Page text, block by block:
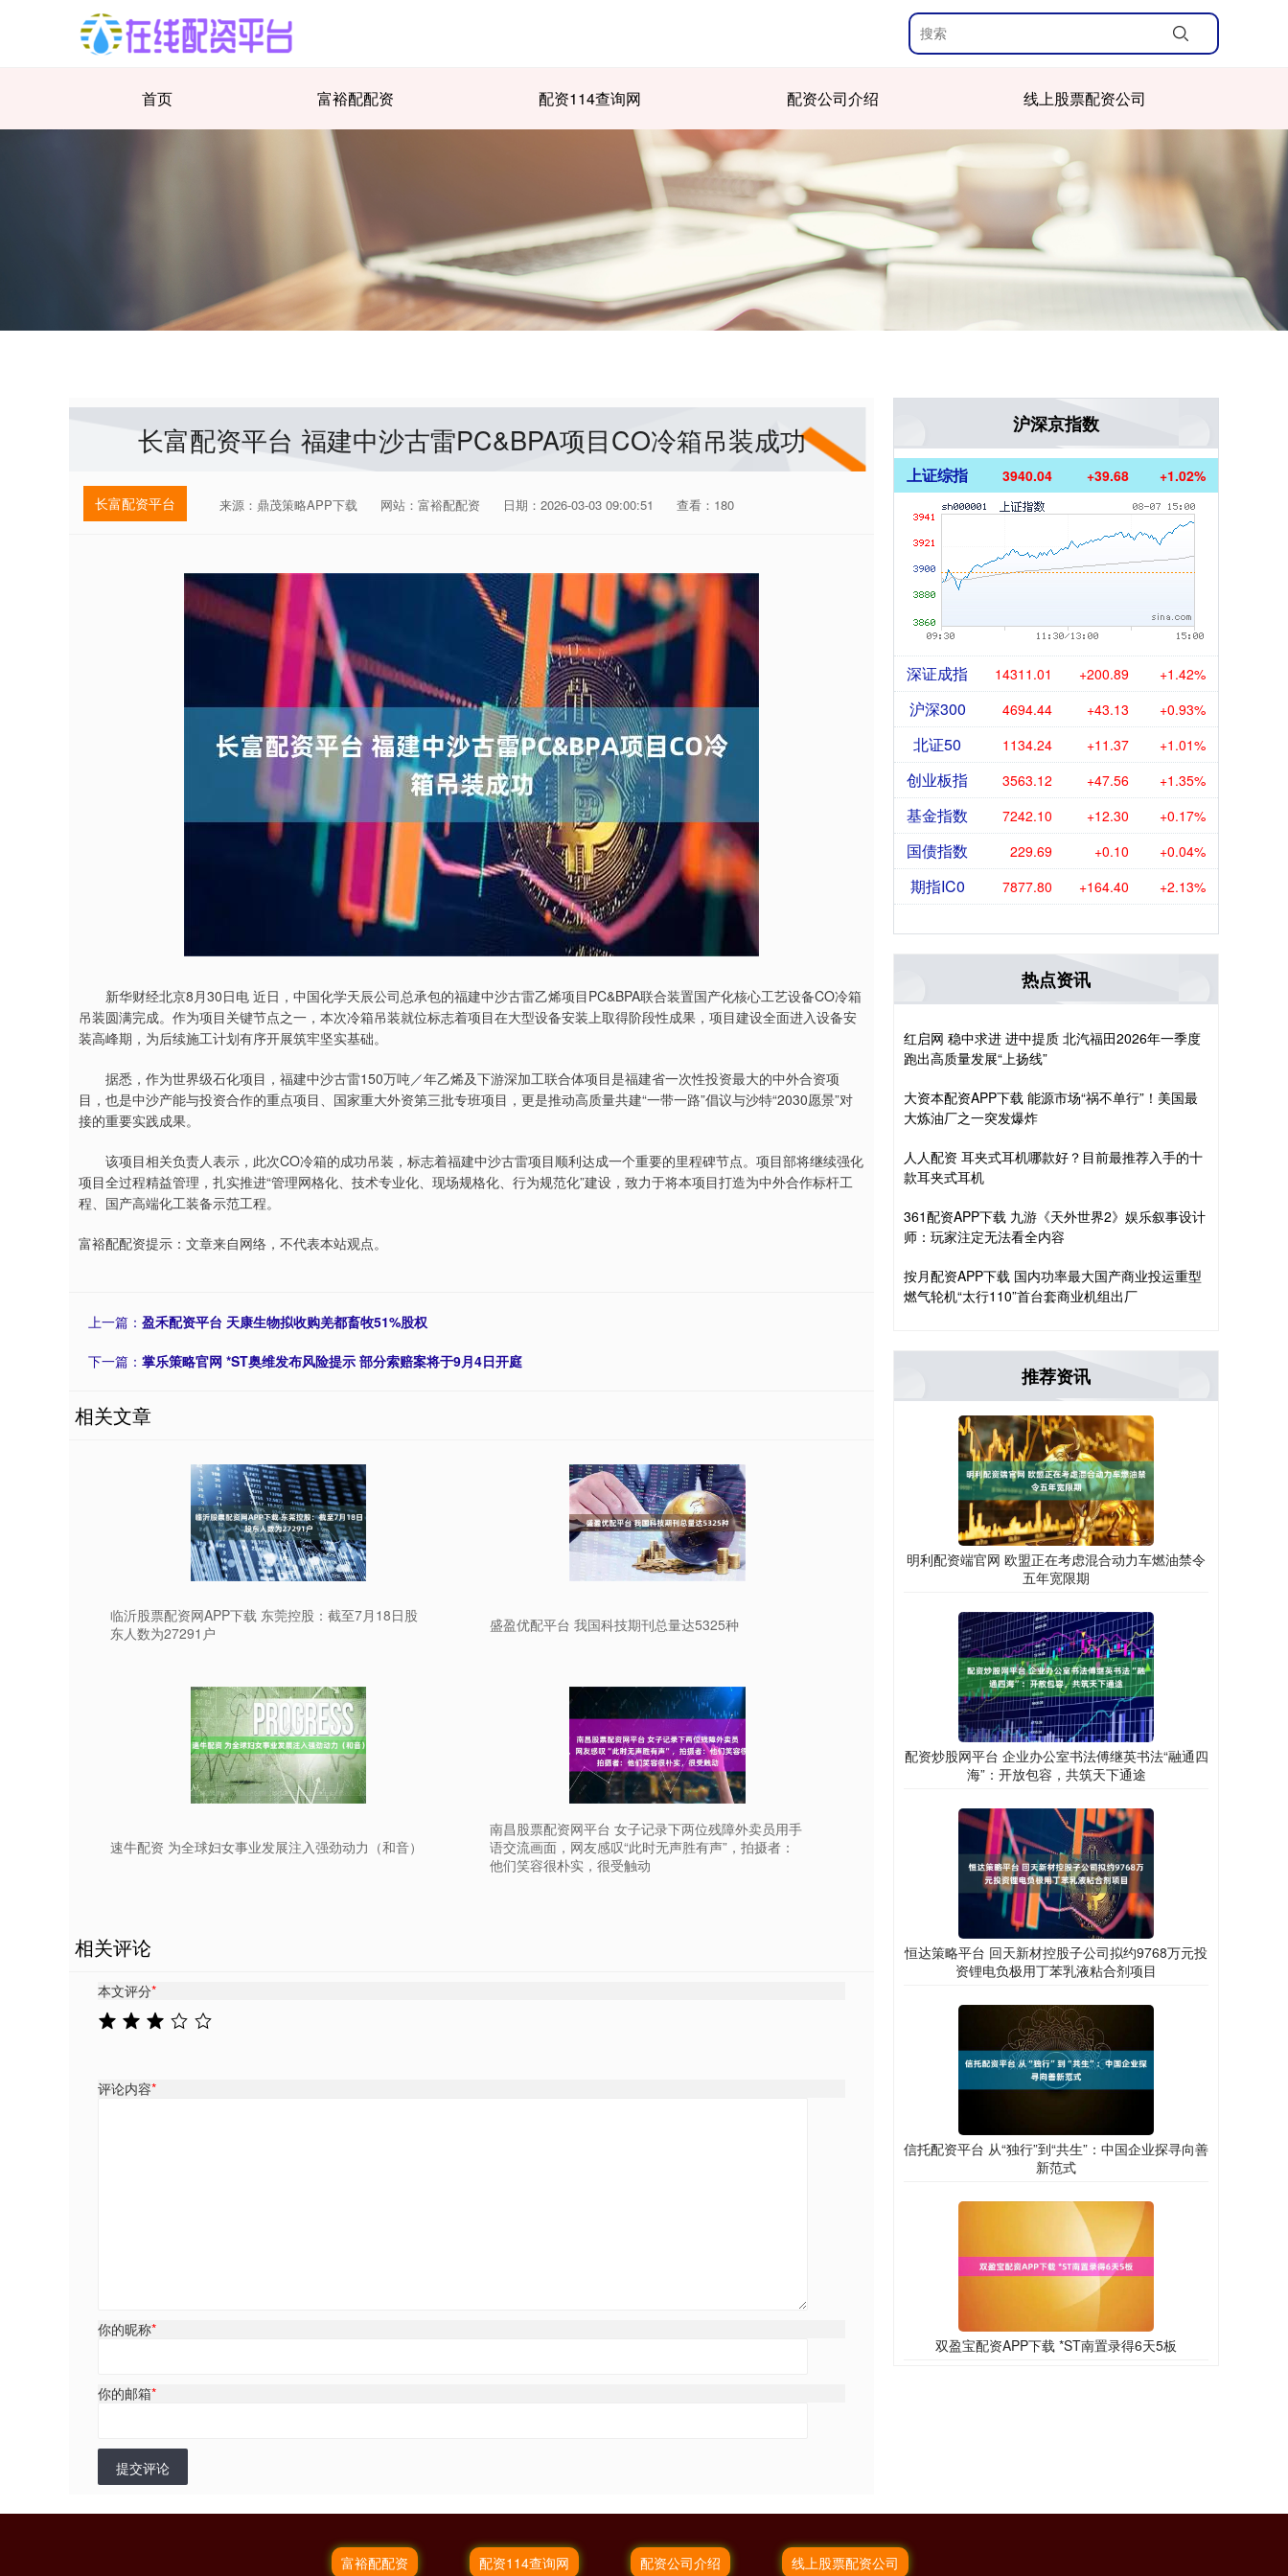
首页 富裕配配资 配资114查询网 配资公司介绍 线上股票配资公司
长富配资平台 福建中沙古雷PC&BPA项目CO冷箱吊装成功
长富配资平台 来源：鼎茂策略APP下载 网站：富裕配配资 日期：2026-03-03 09:00:51 查看：180
新华财经北京8月30日电 近日，中国化学天辰公司总承包的福建中沙古雷乙烯项目PC&BPA联合装置国产化核心工艺设备CO冷箱
吊装圆满完成。作为项目关键节点之一，本次冷箱吊装就位标志着项目在大型设备安装上取得阶段性成果，项目建设全面进入设备安
装高峰期，为后续施工计划有序开展筑牢坚实基础。
据悉，作为世界级石化项目，福建中沙古雷150万吨／年乙烯及下游深加工联合体项目是福建省一次性投资最大的中外合资项
目，也是中沙产能与投资合作的重点项目、国家重大外资第三批专班项目，更是推动高质量共建“一带一路”倡议与沙特“2030愿景”对
接的重要实践成果。
该项目相关负责人表示，此次CO冷箱的成功吊装，标志着福建中沙古雷项目顺利达成一个重要的里程碑节点。项目部将继续强化
项目全过程精益管理，扎实推进“管理网格化、技术专业化、现场规格化、行为规范化”建设，致力于将本项目打造为中外合作标杆工
程、国产高端化工装备示范工程。
富裕配配资提示：文章来自网络，不代表本站观点。
上一篇： 盈禾配资平台 天康生物拟收购羌都畜牧51%股权
下一篇： 掌乐策略官网 *ST奥维发布风险提示 部分索赔案将于9月4日开庭
相关文章
临沂股票配资网APP下载 东莞控股：截至7月18日股
东人数为27291户
盛盈优配平台 我国科技期刊总量达5325种
速牛配资 为全球妇女事业发展注入强劲动力（和音）
南昌股票配资网平台 女子记录下两位残障外卖员用手
语交流画面，网友感叹“此时无声胜有声”，拍摄者：
他们笑容很朴实，很受触动
相关评论
本文评分*
评论内容*
你的昵称*
你的邮箱*
提交评论
沪深京指数
上证综指 3940.04 +39.68 +1.02%
深证成指 14311.01 +200.89 +1.42%
沪深300 4694.44 +43.13 +0.93%
北证50 1134.24 +11.37 +1.01%
创业板指 3563.12 +47.56 +1.35%
基金指数 7242.10 +12.30 +0.17%
国债指数 229.69 +0.10 +0.04%
期指IC0 7877.80 +164.40 +2.13%
热点资讯
红启网 稳中求进 进中提质 北汽福田2026年一季度
跑出高质量发展“上扬线”
大资本配资APP下载 能源市场“祸不单行”！美国最
大炼油厂之一突发爆炸
人人配资 耳夹式耳机哪款好？目前最推荐入手的十
款耳夹式耳机
361配资APP下载 九游《天外世界2》娱乐叙事设计
师：玩家注定无法看全内容
按月配资APP下载 国内功率最大国产商业投运重型
燃气轮机“太行110”首台套商业机组出厂
推荐资讯
明利配资端官网 欧盟正在考虑混合动力车燃油禁令
五年宽限期
配资炒股网平台 企业办公室书法傅继英书法“融通四
海”：开放包容，共筑天下通途
恒达策略平台 回天新材控股子公司拟约9768万元投
资锂电负极用丁苯乳液粘合剂项目
信托配资平台 从“独行”到“共生”：中国企业探寻向善
新范式
双盈宝配资APP下载 *ST南置录得6天5板
富裕配配资 配资114查询网 配资公司介绍 线上股票配资公司